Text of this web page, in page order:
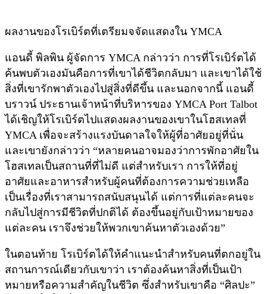
ผลงานของโรเบิร์ตที่เตรียมจจัดแสดงใน YMCA
แอนดี้ พิลพิน ผู้จัดการ YMCA กล่าวว่า การที่โรเบิร์ตได้
ค้นพบตัวเองมันคือการที่เขาได้ชีวิตกลับมา และเขาได้ใช้
สิ่งที่เขารักพาตัวเองไปสู่สิ่งที่ดีขึ้น และนอกจากนี้ แอนดี้
บราวน์ ประธานเจ้าหน้าที่บริหารของ YMCA Port Talbot
ได้เชิญให้โรเบิร์ตไปแสดงผลงานของเขาในโฮสเทลที่
YMCA เพื่อจะสร้างแรงบันดาลใจให้ผู้ที่อาศัยอยู่ที่นั่น
และเขายังกล่าวว่า “หลายคนอาจมองว่าการพักอาศัยใน
โฮสเทลเป็นสถานที่ที่ไม่ดี แต่สำหรับเรา การให้ที่อยู่
อาศัยและอาหารสำหรับผู้คนที่ต้องการความช่วยเหลือ
เป็นเรื่องที่เราสามารถสนับสนุนได้ แต่การที่แต่ละคนจะ
กลับไปสู่การมีชีวิตที่ปกติได้ ต้องขึ้นอยู่กับเป้าหมายของ
แต่ละคน เราจึงช่วยให้พวกเขาค้นหาตัวเองด้วย”
ในตอนท้าย โรเบิร์ตได้ให้คำแนะนำสำหรับคนที่ตกอยู่ใน
สถานการณ์เดียวกับเขาว่า เราต้องค้นหาสิ่งที่เป็นเป้า
หมายหรือความสำคัญในชีวิต ซึ่งสำหรับเขาคือ “ศิลปะ”